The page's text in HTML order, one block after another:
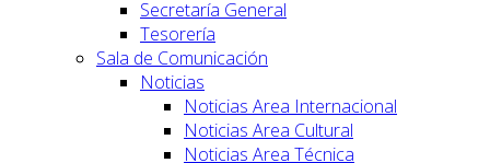
Secretaría General
Tesorería
Sala de Comunicación
Noticias
Noticias Area Internacional
Noticias Area Cultural
Noticias Area Técnica